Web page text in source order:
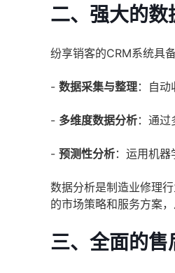
二、强大的数
纷享销客的CRM系统具
- 数据采集与整理：自动
- 多维度数据分析：通过
- 预测性分析：运用机器
数据分析是制造业修理
的市场策略和服务方案
三、全面的售